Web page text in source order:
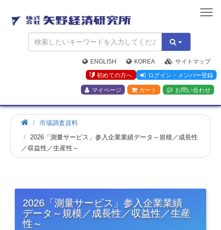
矢
野
経
済
研
究
所
ENGLISH KOREA
サイトマップ
初めての方へ
ログイン・メンバー登録
マイページ カート お問い合わせ
市場調査資料
2026「測量サービス」参入企業業績データ～規模／成長性
／収益性／生産性～
2026「測量サービス」参入企業業績
データ～規模／成長性／収益性／生産
性～